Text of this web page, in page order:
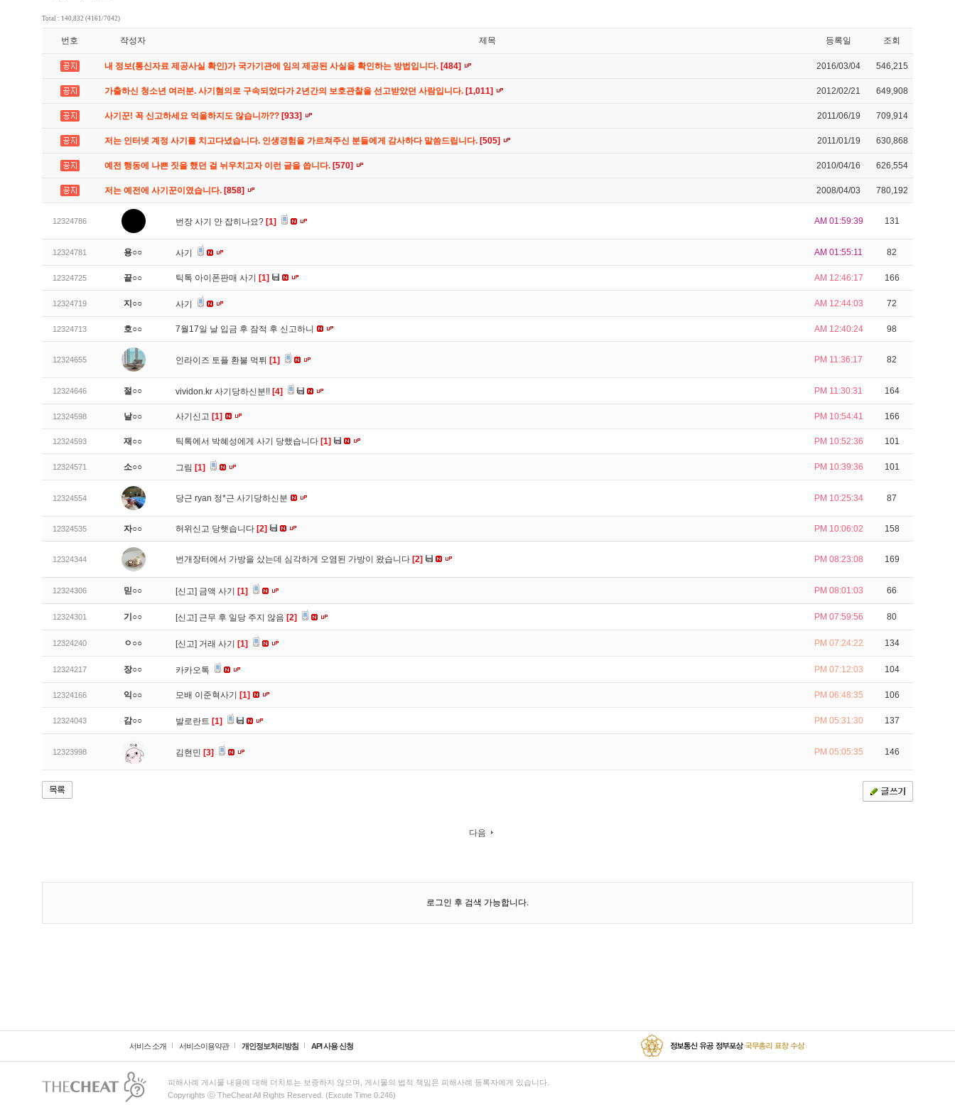
Total : 140,832 (4161/7042)
번호 작성자 제목 등록일 조회
내 정보(통신자료 제공사실 확인)가 국가기관에 임의 제공된 사실을 확인하는 방법입니다. [484] 2016/03/04 546,215
가출하신 청소년 여러분. 사기혐의로 구속되었다가 2년간의 보호관찰을 선고받았던 사람입니다. [1,011] 2012/02/21 649,908
사기꾼! 꼭 신고하세요 억울하지도 않습니까?? [933] 2011/06/19 709,914
저는 인터넷 계정 사기를 치고다녔습니다. 인생경험을 가르쳐주신 분들에게 감사하다 말씀드립니다. [505] 2011/01/19 630,868
예전 행동에 나쁜 짓을 했던 걸 뉘우치고자 이런 글을 씁니다. [570] 2010/04/16 626,554
저는 예전에 사기꾼이였습니다. [858] 2008/04/03 780,192
12324786 번장 사기 안 잡히나요? [1] AM 01:59:39 131
12324781 용○○ 사기 AM 01:55:11 82
12324725 끝○○ 틱톡 아이폰판매 사기 [1] AM 12:46:17 166
12324719 지○○ 사기 AM 12:44:03 72
12324713 호○○ 7월17일 날 입금 후 잠적 후 신고하니 AM 12:40:24 98
12324655 인라이즈 토플 환불 먹튀 [1] PM 11:36:17 82
12324646 절○○ vividon.kr 사기당하신분!! [4] PM 11:30:31 164
12324598 날○○ 사기신고 [1] PM 10:54:41 166
12324593 재○○ 틱톡에서 박혜성에게 사기 당했습니다 [1] PM 10:52:36 101
12324571 소○○ 그림 [1] PM 10:39:36 101
12324554 당근 ryan 정*근 사기당하신분 PM 10:25:34 87
12324535 자○○ 허위신고 당햇습니다 [2] PM 10:06:02 158
12324344 번개장터에서 가방을 샀는데 심각하게 오염된 가방이 왔습니다 [2] PM 08:23:08 169
12324306 믿○○ [신고] 금액 사기 [1] PM 08:01:03 66
12324301 기○○ [신고] 근무 후 일당 주지 않음 [2] PM 07:59:56 80
12324240 ㅇ○○ [신고] 거래 사기 [1] PM 07:24:22 134
12324217 장○○ 카카오톡 PM 07:12:03 104
12324166 익○○ 모배 이준혁사기 [1] PM 06:48:35 106
12324043 감○○ 발로란트 [1] PM 05:31:30 137
12323998 김현민 [3] PM 05:05:35 146
다음
로그인 후 검색 가능합니다.
서비스 소개 서비스이용약관 개인정보처리방침 API 사용 신청
피해사례 게시물 내용에 대해 더치트는 보증하지 않으며, 게시물의 법적 책임은 피해사례 등록자에게 있습니다.
Copyrights ⓒ TheCheat All Rights Reserved. (Excute Time 0.246)